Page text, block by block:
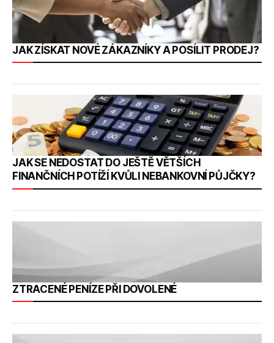
JAK ZÍSKAT NOVÉ ZÁKAZNÍKY A POSÍLIT PRODEJ?
JAK SE NEDOSTAT DO JEŠTĚ VĚTŠÍCH
FINANČNÍCH POTÍŽÍ KVŮLI NEBANKOVNÍ PŮJČKY?
ZTRACENÉ PENÍZE PŘI DOVOLENÉ